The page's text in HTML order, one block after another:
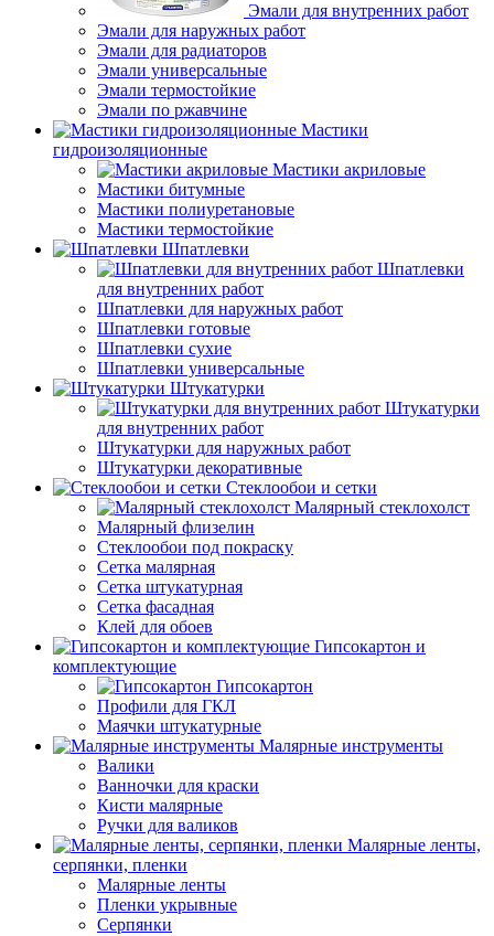
Эмали для внутренних работ
Эмали для наружных работ
Эмали для радиаторов
Эмали универсальные
Эмали термостойкие
Эмали по ржавчине
Мастики
гидроизоляционные
Мастики акриловые
Мастики битумные
Мастики полиуретановые
Мастики термостойкие
Шпатлевки
Шпатлевки
для внутренних работ
Шпатлевки для наружных работ
Шпатлевки готовые
Шпатлевки сухие
Шпатлевки универсальные
Штукатурки
Штукатурки
для внутренних работ
Штукатурки для наружных работ
Штукатурки декоративные
Стеклообои и сетки
Малярный стеклохолст
Малярный флизелин
Стеклообои под покраску
Сетка малярная
Сетка штукатурная
Сетка фасадная
Клей для обоев
Гипсокартон и
комплектующие
Гипсокартон
Профили для ГКЛ
Маячки штукатурные
Малярные инструменты
Валики
Ванночки для краски
Кисти малярные
Ручки для валиков
Малярные ленты,
серпянки, пленки
Малярные ленты
Пленки укрывные
Серпянки